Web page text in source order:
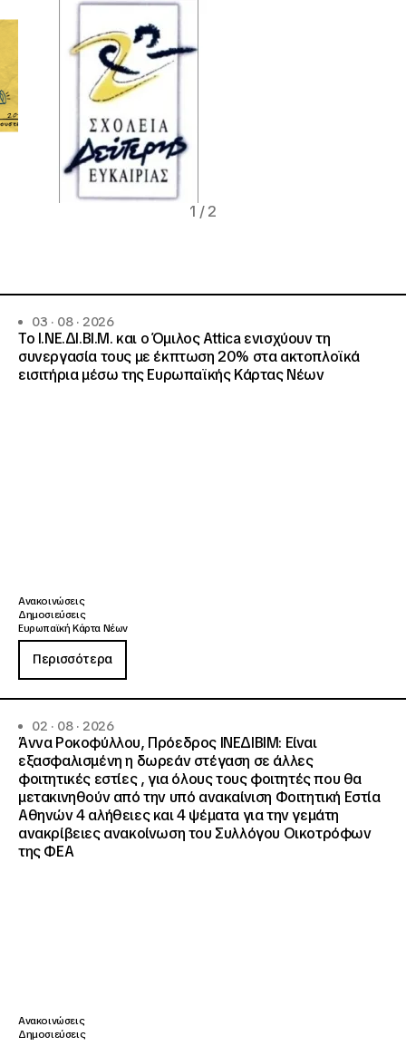
1 /2
03 · 08 · 2026
Το Ι.ΝΕ.ΔΙ.ΒΙ.Μ. και o Όμιλος Attica ενισχύουν τη
συνεργασία τους με έκπτωση 20% στα ακτοπλοϊκά
εισιτήρια μέσω της Ευρωπαϊκής Κάρτας Νέων
Ανακοινώσεις
Δημοσιεύσεις
Ευρωπαϊκή Κάρτα Νέων
Περισσότερα
02 · 08 · 2026
Άννα Ροκοφύλλου, Πρόεδρος ΙΝΕΔΙΒΙΜ: Είναι
εξασφαλισμένη η δωρεάν στέγαση σε άλλες
φοιτητικές εστίες , για όλους τους φοιτητές που θα
μετακινηθούν από την υπό ανακαίνιση Φοιτητική Εστία
Αθηνών 4 αλήθειες και 4 ψέματα για την γεμάτη
ανακρίβειες ανακοίνωση του Συλλόγου Οικοτρόφων
της ΦΕΑ
Ανακοινώσεις
Δημοσιεύσεις